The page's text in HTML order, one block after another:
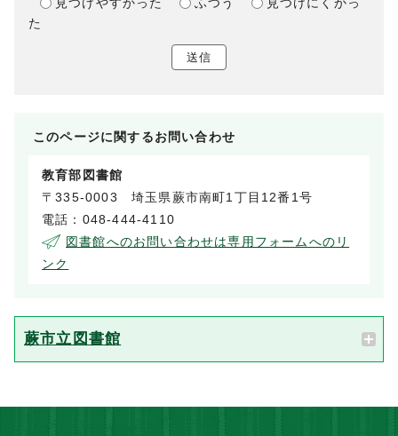
た
送信
このページに関するお問い合わせ
教育部図書館
〒335-0003 埼玉県蕨市南町1丁目12番1号
電話：048-444-4110
図書館へのお問い合わせは専用フォームへのリ
ンク
蕨市立図書館